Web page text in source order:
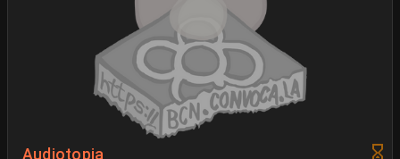
Audiotopia